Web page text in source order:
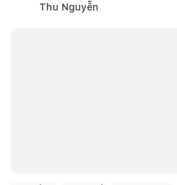
Thu Nguyễn